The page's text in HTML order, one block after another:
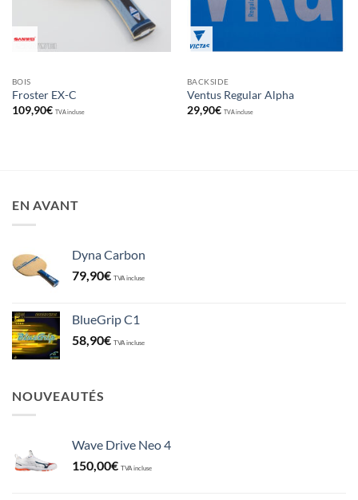
BOIS
Froster EX-C
109,90€ TVA incluse
BACKSIDE
Ventus Regular Alpha
29,90€ TVA incluse
EN AVANT
Dyna Carbon
79,90€ TVA incluse
BlueGrip C1
58,90€ TVA incluse
NOUVEAUTÉS
Wave Drive Neo 4
150,00€ TVA incluse